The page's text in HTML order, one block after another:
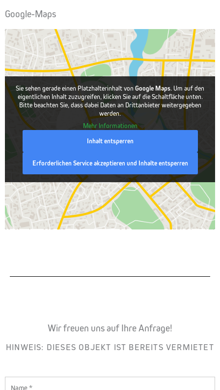
Google-Maps
Sie sehen gerade einen Platzhalterinhalt vonGoogle Maps. Um auf den
eigentlichen Inhalt zuzugreifen, klicken Sie auf die Schaltfläche unten.
Bitte beachten Sie, dass dabei Daten an Drittanbieter weitergegeben
werden.
Mehr Informationen
Inhalt entsperren
Erforderlichen Service akzeptieren und Inhalte entsperren
Wir freuen uns auf Ihre Anfrage!
HINWEIS: DIESES OBJEKT IST BEREITS VERMIETET
Name